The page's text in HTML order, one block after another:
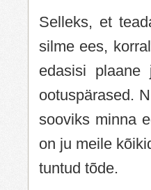
Selleks, et
silme ees,
edasisi plaane
ootuspärased.
sooviks minna
on ju meile
tuntud tõde.